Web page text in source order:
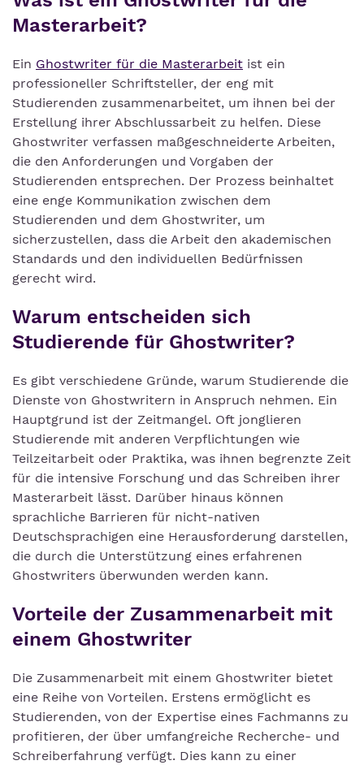
Masterarbeit?
Ein Ghostwriter für die Masterarbeit ist ein
professioneller Schriftsteller, der eng mit
Studierenden zusammenarbeitet, um ihnen bei der
Erstellung ihrer Abschlussarbeit zu helfen. Diese
Ghostwriter verfassen maßgeschneiderte Arbeiten,
die den Anforderungen und Vorgaben der
Studierenden entsprechen. Der Prozess beinhaltet
eine enge Kommunikation zwischen dem
Studierenden und dem Ghostwriter, um
sicherzustellen, dass die Arbeit den akademischen
Standards und den individuellen Bedürfnissen
gerecht wird.
Warum entscheiden sich
Studierende für Ghostwriter?
Es gibt verschiedene Gründe, warum Studierende die
Dienste von Ghostwritern in Anspruch nehmen. Ein
Hauptgrund ist der Zeitmangel. Oft jonglieren
Studierende mit anderen Verpflichtungen wie
Teilzeitarbeit oder Praktika, was ihnen begrenzte Zeit
für die intensive Forschung und das Schreiben ihrer
Masterarbeit lässt. Darüber hinaus können
sprachliche Barrieren für nicht-nativen
Deutschsprachigen eine Herausforderung darstellen,
die durch die Unterstützung eines erfahrenen
Ghostwriters überwunden werden kann.
Vorteile der Zusammenarbeit mit
einem Ghostwriter
Die Zusammenarbeit mit einem Ghostwriter bietet
eine Reihe von Vorteilen. Erstens ermöglicht es
Studierenden, von der Expertise eines Fachmanns zu
profitieren, der über umfangreiche Recherche- und
Schreiberfahrung verfügt. Dies kann zu einer